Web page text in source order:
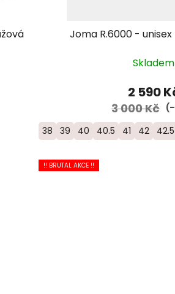
Joma R.6000 -
Skladem
2 590
3 000 Kč
38 39 40 40.5 41 42 42.5
!! BRUTAL AKCE !!